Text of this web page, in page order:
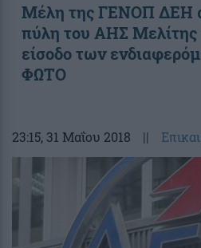
Μέλη της ΓΕΝΟΠ ΔΕΗ
πύλη του ΑΗΣ Μελίτης
είσοδο των
ΦΩΤΟ
23:15, 31 Μαΐου 2018 ||